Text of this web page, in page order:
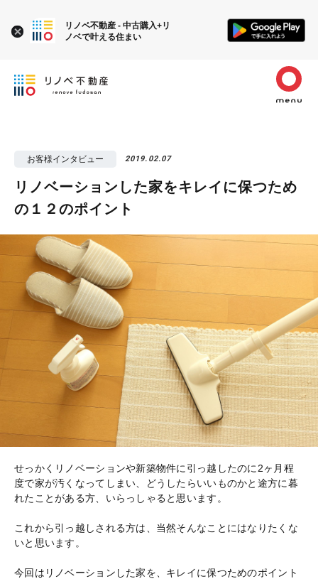
お客様インタビュー 2019.02.07
リノベーションした家をキレイに保つため
の１２のポイント
せっかくリノベーションや新築物件に引っ越したのに2ヶ月程
度で家が汚くなってしまい、どうしたらいいものかと途方に暮
れたことがある方、いらっしゃると思います。
これから引っ越しされる方は、当然そんなことにはなりたくな
いと思います。
今回はリノベーションした家を、キレイに保つためのポイント
リノベ不動産 - 中古購入+リ
ノベで叶える住まい